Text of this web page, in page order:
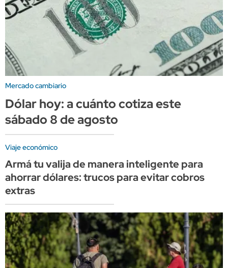
Mercado cambiario
Dólar hoy: a cuánto cotiza este
sábado 8 de agosto
Viaje económico
Armá tu valija de manera inteligente para
ahorrar dólares: trucos para evitar cobros
extras